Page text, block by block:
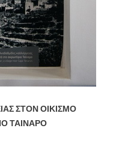
ΣΤΟΝ ΟΙΚΙΣΜΌ
ΤΑΊΝΑΡΟ